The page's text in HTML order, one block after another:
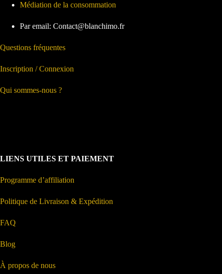
Médiation de la consommation
Par email: Contact@blanchimo.fr
Questions fréquentes
Inscription / Connexion
Qui sommes-nous ?
LIENS UTILES ET PAIEMENT
Programme d’affiliation
Politique de Livraison & Expédition
FAQ
Blog
À propos de nous